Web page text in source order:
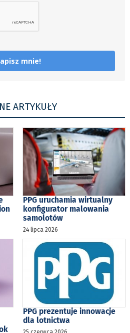
mnie!
ARTYKUŁY
PPG uruchamia wirtualny
konfigurator malowania
samolotów
24 lipca 2026
PPG prezentuje innowacje
dla lotnictwa